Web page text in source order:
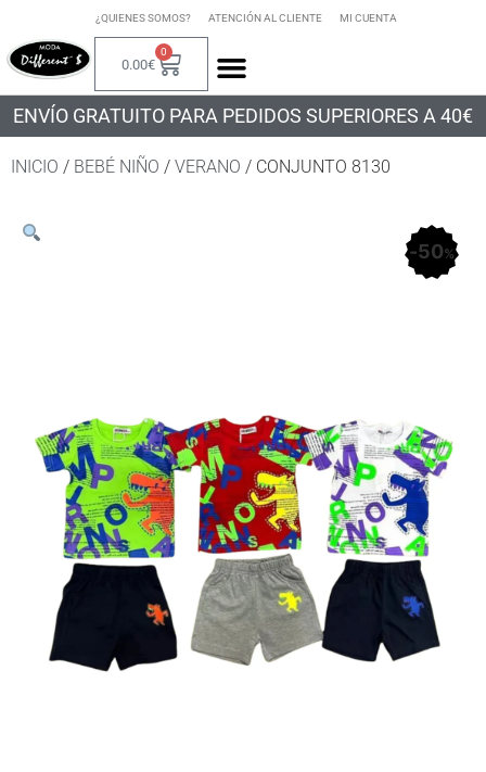
¿QUIENES SOMOS? ATENCIÓN AL CLIENTE MI CUENTA
0.00€
0
ENVÍO GRATUITO PARA PEDIDOS SUPERIORES A 40€
INICIO / BEBÉ NIÑO / VERANO / CONJUNTO 8130
50%